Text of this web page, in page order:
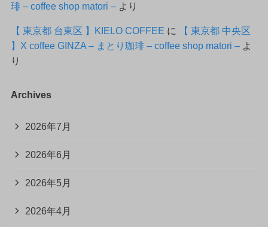
琲 – coffee shop matori –より
【 東京都 台東区 】KIELO COFFEE に
【 東京都 中央区
】X coffee GINZA – まとり珈琲 – coffee shop matori –よ
り
Archives
2026年7月
2026年6月
2026年5月
2026年4月